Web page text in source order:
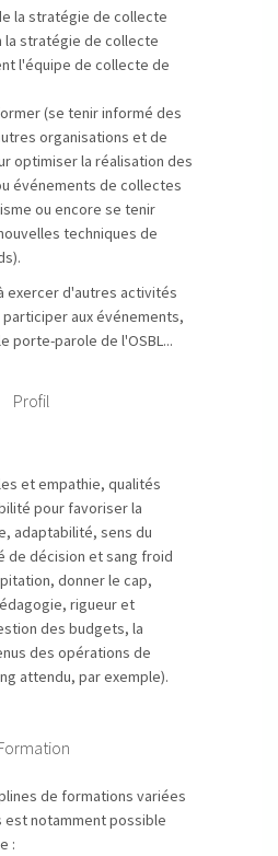
la stratégie de collecte
la stratégie de collecte
l'équipe de collecte de
(se tenir informé des
organisations et de
optimiser la réalisation des
événements de collectes
ou encore se tenir
techniques de
exercer d'autres activités
aux événements,
porte-parole de l'OSBL...
Profil
et empathie, qualités
pour favoriser la
adaptabilité, sens du
de décision et sang froid
donner le cap,
rigueur et
des budgets, la
des opérations de
attendu, par exemple).
de formations variées
est notamment possible
: